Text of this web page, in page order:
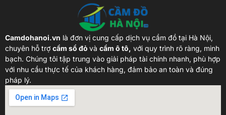
Camdohanoi.vn là đơn vị cung cấp dịch vụ cầm đồ tại Hà Nội,
chuyên hỗ trợ cầm sổ đỏ và cầm ô tô, với quy trình rõ ràng, minh
bạch. Chúng tôi tập trung vào giải pháp tài chính nhanh, phù hợp
với nhu cầu thực tế của khách hàng, đảm bảo an toàn và đúng
pháp lý.